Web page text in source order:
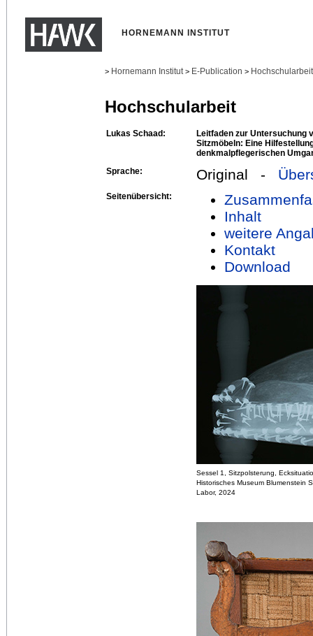
HORNEMANN INSTITUT
> Hornemann Institut > E-Publication >
Hochschularbeit
Lukas Schaad:
Leitfaden zur Untersuchung
Sitzmöbeln: Eine
denkmalpflegerischen
Sprache:
Original -
Seitenübersicht:
Inhalt
weitere
Kontakt
Download
Sessel 1, Sitzpolsterung,
Historisches Museum Blumenstein
Labor, 2024